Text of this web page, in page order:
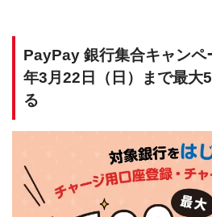
PayPay 銀行集合キャンペ
年3月22日（日）まで最大
る